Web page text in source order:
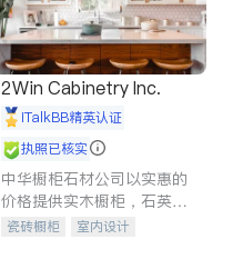
2Win Cabinetry Inc.
iTalkBB精英认证
执照已核实
中华橱柜石材公司以实惠的
价格提供实木橱柜，石英石
台面，多种优质不锈钢水
瓷砖橱柜
室内设计